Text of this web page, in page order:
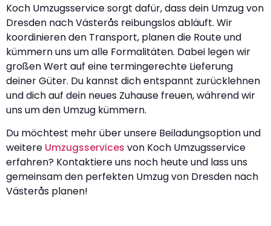
Koch Umzugsservice sorgt dafür, dass dein Umzug von
Dresden nach Västerås reibungslos abläuft. Wir
koordinieren den Transport, planen die Route und
kümmern uns um alle Formalitäten. Dabei legen wir
großen Wert auf eine termingerechte Lieferung
deiner Güter. Du kannst dich entspannt zurücklehnen
und dich auf dein neues Zuhause freuen, während wir
uns um den Umzug kümmern.
Du möchtest mehr über unsere Beiladungsoption und
weitere Umzugsservices von Koch Umzugsservice
erfahren? Kontaktiere uns noch heute und lass uns
gemeinsam den perfekten Umzug von Dresden nach
Västerås planen!